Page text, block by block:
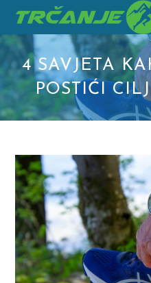
content
4 SAVJETA
POSTIĆI